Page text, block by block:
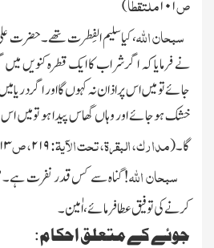
۱۰۱ )
سبحاناللہ، کیاسلیم الفِطرت تھے۔ حضرت
نے فرمایا کہ اگر شراب کا ایک قطرہ کنویں میں
جائے تو میں اس پر اذان نہ کہوں گااور اگر دریا
خشک ہوجائے اور وہاں گھاس پیدا ہو تومیں اس
گا۔(مدارک، البقرۃ، تحت الآیۃ:۲۱۹، ص
سبحاناللہ! گناہ سے کس قدر نفرت ہے۔
کرنے کی توفیق عطا فرمائے، اٰمین۔
جوئے کے متعلق احکام: